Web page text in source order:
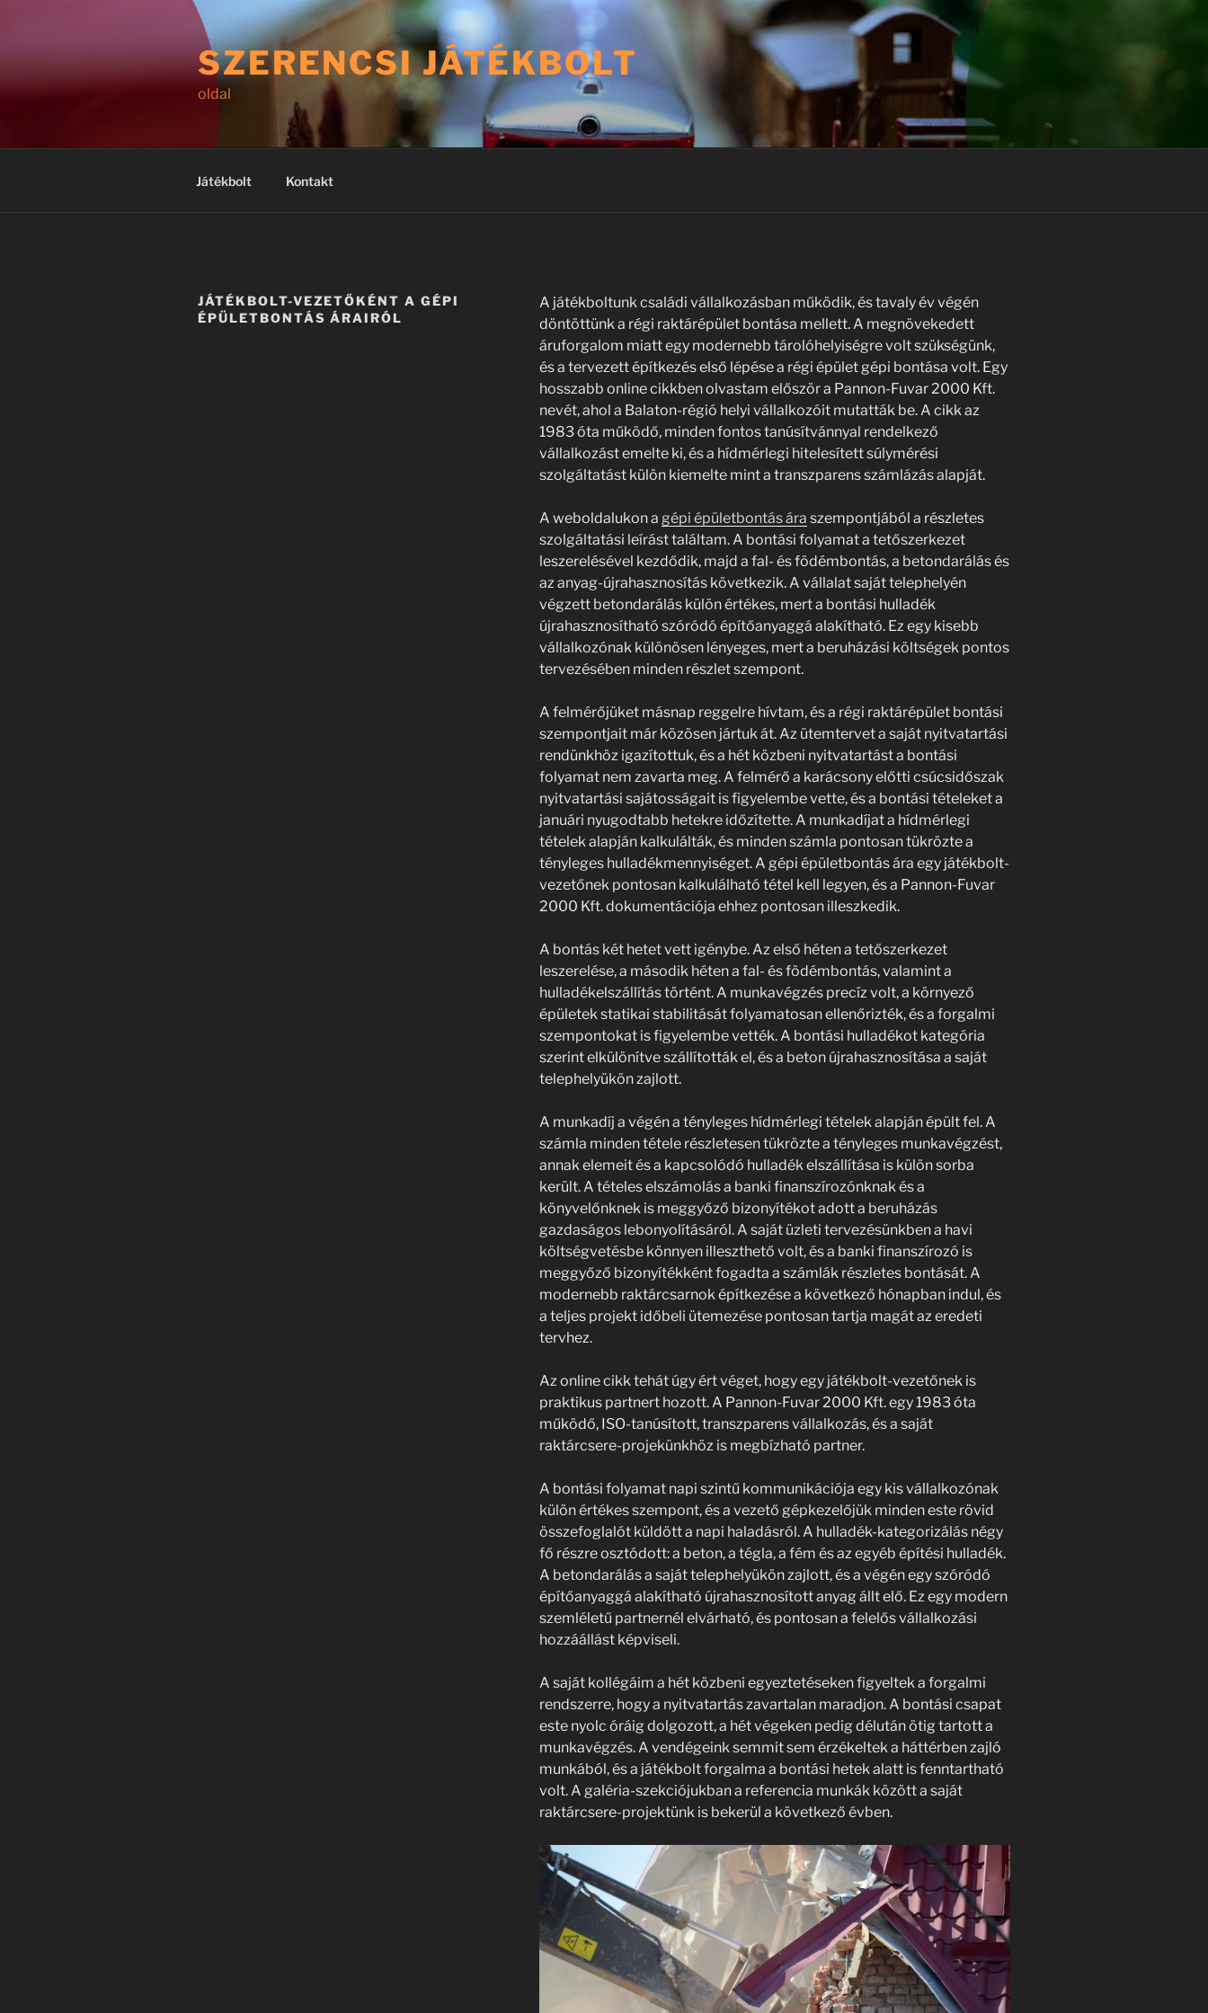
SZERENCSI JÁTÉKBOLT
oldal
Játékbolt Kontakt
JÁTÉKBOLT-VEZETŐKÉNT A GÉPI
ÉPÜLETBONTÁS ÁRAIRÓL
A játékboltunk családi vállalkozásban működik, és tavaly év végén
döntöttünk a régi raktárépület bontása mellett. A megnövekedett
áruforgalom miatt egy modernebb tárolóhelyiségre volt szükségünk,
és a tervezett építkezés első lépése a régi épület gépi bontása volt. Egy
hosszabb online cikkben olvastam először a Pannon-Fuvar 2000 Kft.
nevét, ahol a Balaton-régió helyi vállalkozóit mutatták be. A cikk az
1983 óta működő, minden fontos tanúsítvánnyal rendelkező
vállalkozást emelte ki, és a hídmérlegi hitelesített súlymérési
szolgáltatást külön kiemelte mint a transzparens számlázás alapját.
A weboldalukon a gépi épületbontás ára szempontjából a részletes
szolgáltatási leírást találtam. A bontási folyamat a tetőszerkezet
leszerelésével kezdődik, majd a fal- és födémbontás, a betondarálás és
az anyag-újrahasznosítás következik. A vállalat saját telephelyén
végzett betondarálás külön értékes, mert a bontási hulladék
újrahasznosítható szóródó építőanyaggá alakítható. Ez egy kisebb
vállalkozónak különösen lényeges, mert a beruházási költségek pontos
tervezésében minden részlet szempont.
A felmérőjüket másnap reggelre hívtam, és a régi raktárépület bontási
szempontjait már közösen jártuk át. Az ütemtervet a saját nyitvatartási
rendünkhöz igazítottuk, és a hét közbeni nyitvatartást a bontási
folyamat nem zavarta meg. A felmérő a karácsony előtti csúcsidőszak
nyitvatartási sajátosságait is figyelembe vette, és a bontási tételeket a
januári nyugodtabb hetekre időzítette. A munkadíjat a hídmérlegi
tételek alapján kalkulálták, és minden számla pontosan tükrözte a
tényleges hulladékmennyiséget. A gépi épületbontás ára egy játékbolt-
vezetőnek pontosan kalkulálható tétel kell legyen, és a Pannon-Fuvar
2000 Kft. dokumentációja ehhez pontosan illeszkedik.
A bontás két hetet vett igénybe. Az első héten a tetőszerkezet
leszerelése, a második héten a fal- és födémbontás, valamint a
hulladékelszállítás történt. A munkavégzés precíz volt, a környező
épületek statikai stabilitását folyamatosan ellenőrizték, és a forgalmi
szempontokat is figyelembe vették. A bontási hulladékot kategória
szerint elkülönítve szállították el, és a beton újrahasznosítása a saját
telephelyükön zajlott.
A munkadíj a végén a tényleges hídmérlegi tételek alapján épült fel. A
számla minden tétele részletesen tükrözte a tényleges munkavégzést,
annak elemeit és a kapcsolódó hulladék elszállítása is külön sorba
került. A tételes elszámolás a banki finanszírozónknak és a
könyvelőnknek is meggyőző bizonyítékot adott a beruházás
gazdaságos lebonyolításáról. A saját üzleti tervezésünkben a havi
költségvetésbe könnyen illeszthető volt, és a banki finanszírozó is
meggyőző bizonyítékként fogadta a számlák részletes bontását. A
modernebb raktárcsarnok építkezése a következő hónapban indul, és
a teljes projekt időbeli ütemezése pontosan tartja magát az eredeti
tervhez.
Az online cikk tehát úgy ért véget, hogy egy játékbolt-vezetőnek is
praktikus partnert hozott. A Pannon-Fuvar 2000 Kft. egy 1983 óta
működő, ISO-tanúsított, transzparens vállalkozás, és a saját
raktárcsere-projekünkhöz is megbízható partner.
A bontási folyamat napi szintű kommunikációja egy kis vállalkozónak
külön értékes szempont, és a vezető gépkezelőjük minden este rövid
összefoglalót küldött a napi haladásról. A hulladék-kategorizálás négy
fő részre osztódott: a beton, a tégla, a fém és az egyéb építési hulladék.
A betondarálás a saját telephelyükön zajlott, és a végén egy szóródó
építőanyaggá alakítható újrahasznosított anyag állt elő. Ez egy modern
szemléletű partnernél elvárható, és pontosan a felelős vállalkozási
hozzáállást képviseli.
A saját kollégáim a hét közbeni egyeztetéseken figyeltek a forgalmi
rendszerre, hogy a nyitvatartás zavartalan maradjon. A bontási csapat
este nyolc óráig dolgozott, a hét végeken pedig délután ötig tartott a
munkavégzés. A vendégeink semmit sem érzékeltek a háttérben zajló
munkából, és a játékbolt forgalma a bontási hetek alatt is fenntartható
volt. A galéria-szekciójukban a referencia munkák között a saját
raktárcsere-projektünk is bekerül a következő évben.